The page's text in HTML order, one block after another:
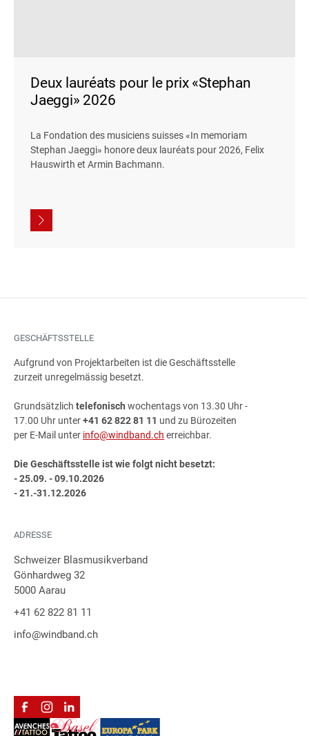
Deux lauréats pour le prix «Stephan
Jaeggi» 2026
La Fondation des musiciens suisses «In memoriam
Stephan Jaeggi» honore deux lauréats pour 2026, Felix
Hauswirth et Armin Bachmann.
GESCHÄFTSSTELLE
Aufgrund von Projektarbeiten ist die Geschäftsstelle
zurzeit unregelmässig besetzt.
Grundsätzlich telefonisch wochentags von 13.30 Uhr -
17.00 Uhr unter+41 62 822 81 11 und zu Bürozeiten
per E-Mail unter info@windband.ch erreichbar.
Die Geschäftsstelle ist wie folgt nicht besetzt:
- 25.09. - 09.10.2026
- 21.-31.12.2026
ADRESSE
Schweizer Blasmusikverband
Gönhardweg 32
5000 Aarau
+41 62 822 81 11
info@windband.ch